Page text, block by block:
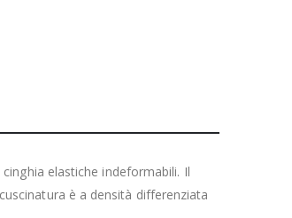
elastiche indeformabili.‎ Il
è a densità differenziata